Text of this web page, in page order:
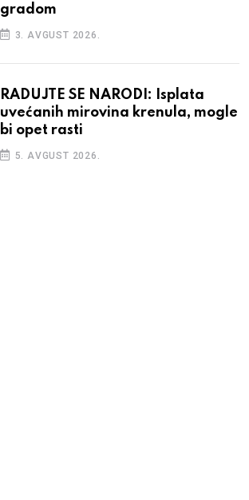
gradom
3. AVGUST 2026.
RADUJTE SE NARODI: Isplata
uvećanih mirovina krenula, mogle
bi opet rasti
5. AVGUST 2026.